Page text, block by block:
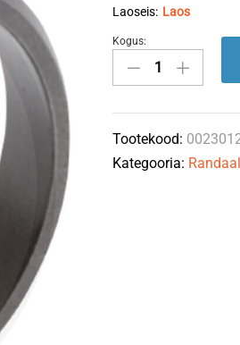
Laoseis: Laos
Rulli
raami
00230129
60x70x15
HORSCH
Kogus:
Tootekood:
Kategooria: